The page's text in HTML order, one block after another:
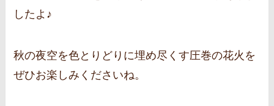
したよ♪
秋の夜空を色とりどりに埋め尽くす圧巻の花火を
ぜひお楽しみくださいね。